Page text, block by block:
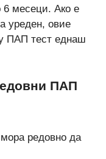
6 месеци. Ако е
уреден, овие
ПАП тест еднаш
ПАП
редовно да